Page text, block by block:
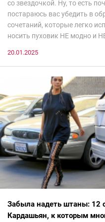
со звездочкой. Ну, то есть
постараюсь вас убедить в
сочетаний, которые легко
носить пуховик НЕ модно и
20.01.2025
Забыла надеть штаны: 12
Кардашьян, к которым